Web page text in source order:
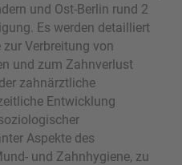
und Ost-Berlin rund 2
Es werden detailliert
Verbreitung von
und zum Zahnverlust
zahnärztliche
Entwicklung
Aspekte des
und Zahnhygiene, zu